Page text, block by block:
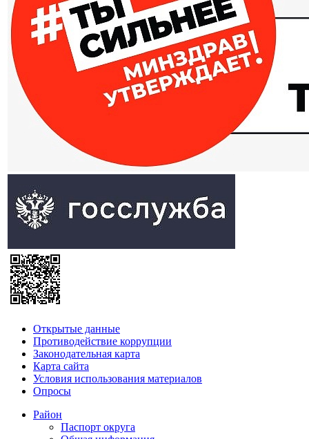
Открытые данные
Противодействие коррупции
Законодательная карта
Карта сайта
Условия использования материалов
Опросы
Район
Паспорт округа